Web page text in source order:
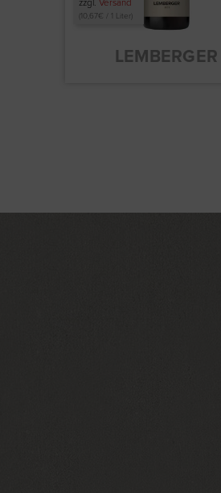
zzgl. Versand
10,67€ / 1 Liter)
LEMBERGER